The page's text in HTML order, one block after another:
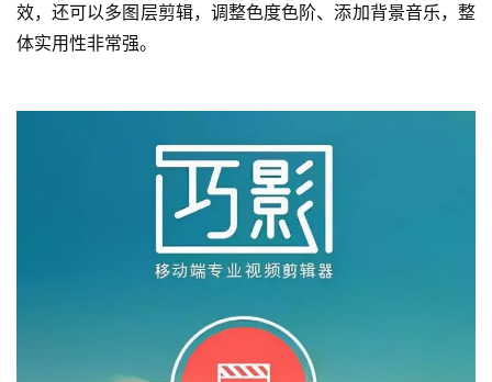
效，还可以多图层剪辑，调整色度色阶、添加背景音乐，整
体实用性非常强。